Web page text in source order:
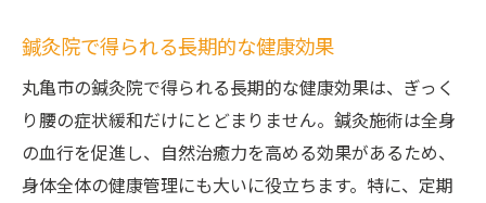
鍼灸院で得られる長期的な健康効果
丸亀市の鍼灸院で得られる長期的な健康効果は、ぎっく
り腰の症状緩和だけにとどまりません。鍼灸施術は全身
の血行を促進し、自然治癒力を高める効果があるため、
身体全体の健康管理にも大いに役立ちます。特に、定期